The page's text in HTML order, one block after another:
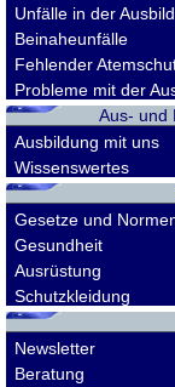
Unfälle in der
Beinaheunfälle
Fehlender
Probleme mit der
Aus- und
Ausbildung mit uns
Wissenswertes
Gesetze und
Gesundheit
Ausrüstung
Schutzkleidung
Newsletter
Beratung